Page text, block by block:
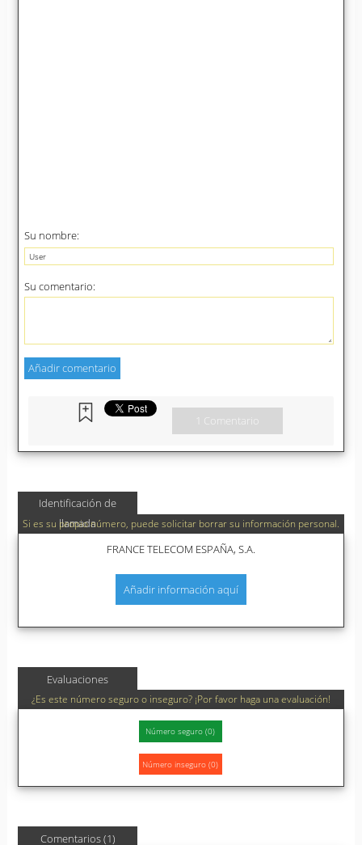
Su nombre:
Su comentario:
1 Comentario
Identificación de
llamada
Si es su propio número, puede solicitar borrar su información personal.
FRANCE TELECOM ESPAÑA, S.A.
Añadir información aquí
Evaluaciones
¿Es este número seguro o inseguro? ¡Por favor haga una evaluación!
Comentarios (1)